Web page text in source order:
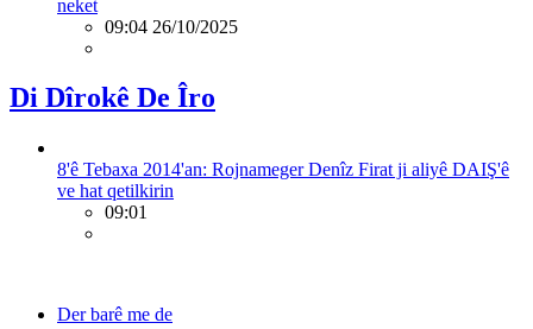
neket
09:04 26/10/2025
Di Dîrokê De Îro
8'ê Tebaxa 2014'an: Rojnameger Denîz Firat ji aliyê DAIŞ'ê
ve hat qetilkirin
09:01
Der barê me de